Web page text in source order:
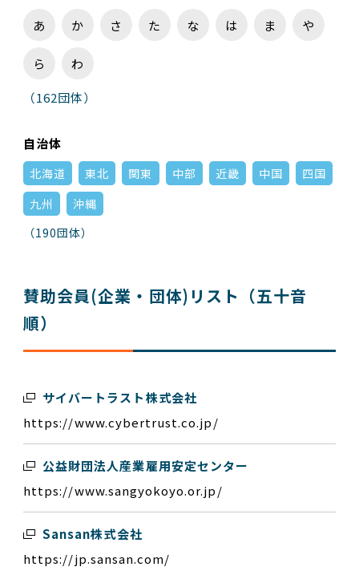
あ か さ た な は ま や
ら わ
（162団体）
⾃治体
北海道 東北 関東 中部 近畿 中国
四国
九州
沖縄
（190団体）
賛助会員(企業・団体)リスト （五⼗⾳
順）
サイバートラスト株式会社
https://www.cybertrust.co.jp/
公益財団法人産業雇用安定センター
https://www.sangyokoyo.or.jp/
Sansan株式会社
https://jp.sansan.com/